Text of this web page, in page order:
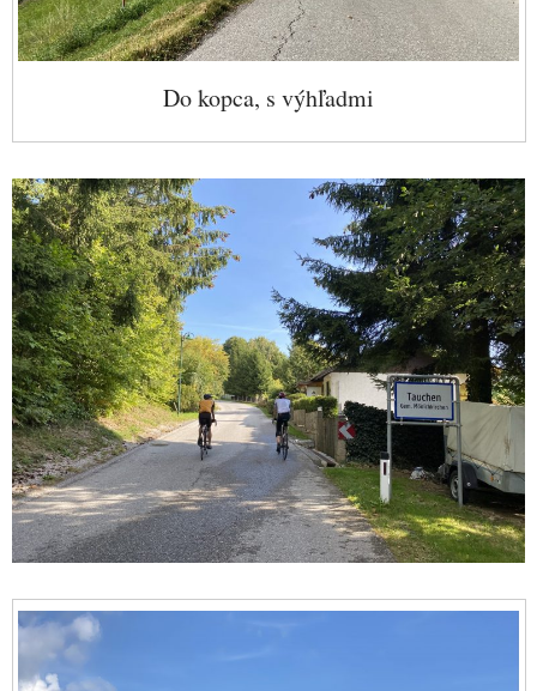
Do kopca, s výhľadmi